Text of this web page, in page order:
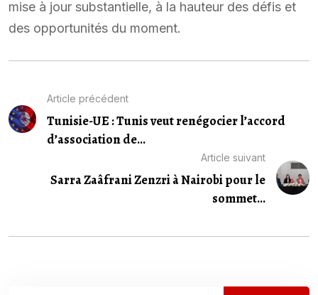
mise à jour substantielle, à la hauteur des défis et
des opportunités du moment.
Article précédent
Tunisie-UE : Tunis veut renégocier l’accord
d’association de...
Article suivant
Sarra Zaâfrani Zenzri à Nairobi pour le
sommet...